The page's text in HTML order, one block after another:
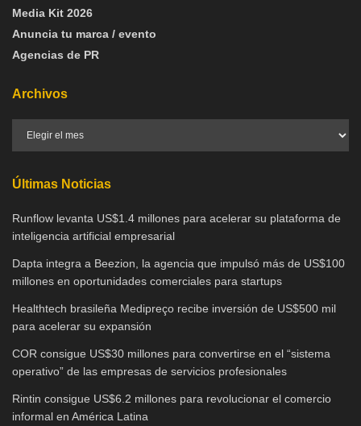
Media Kit 2026
Anuncia tu marca / evento
Agencias de PR
Archivos
Últimas Noticias
Runflow levanta US$1.4 millones para acelerar su plataforma de
inteligencia artificial empresarial
Dapta integra a Beezion, la agencia que impulsó más de US$100
millones en oportunidades comerciales para startups
Healthtech brasileña Medipreço recibe inversión de US$500 mil
para acelerar su expansión
COR consigue US$30 millones para convertirse en el “sistema
operativo” de las empresas de servicios profesionales
Rintin consigue US$6.2 millones para revolucionar el comercio
informal en América Latina